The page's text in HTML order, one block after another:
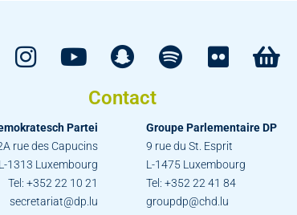
Contact
Partei
rue des Capucins
1313 Luxembourg
Tel: +352 22 10 21
secretariat@dp.lu
Groupe Parlementaire DP
9 rue du St. Esprit
L-1475 Luxembourg
Tel: +352 22 41 84
groupdp@chd.lu